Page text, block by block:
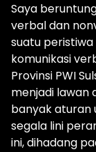
Saya
verbal dan
suatu
komunikasi
Provinsi PWI
menjadi lawan
banyak aturan
segala lini
ini, dihadang